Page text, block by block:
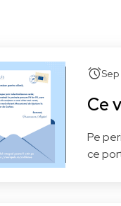
alarm
Ce
Pe
ce